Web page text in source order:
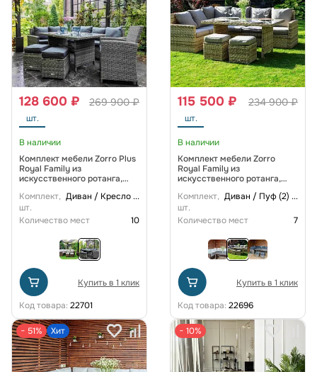
269 900 ₽
128 600 ₽
шт.
В наличии
Комплект мебели Zorro Plus
Royal Family из
искусственного ротанга,
Комплект,
шт.
Диван / Кресло...
Количество мест 10
Купить в 1 клик
Код товара: 22701
234 900 ₽
115 500 ₽
шт.
В наличии
Комплект мебели Zorro
Royal Family из
искусственного ротанга,
Комплект,
шт.
Диван / Пуф (2) ...
Количество мест 7
Купить в 1 клик
Код товара: 22696
− 51% Хит − 10%